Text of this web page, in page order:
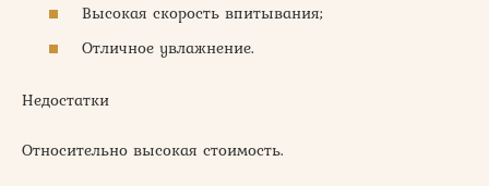
Высокая скорость впитывания;
Отличное увлажнение.
Недостатки
Относительно высокая стоимость.